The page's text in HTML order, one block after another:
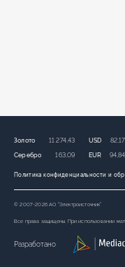
Политика конфиденциальности и
Золото 11 274,43
Серебро 163,09
USD 82,17
EUR 94,84
© 2007-2026 АО “Электроисточник”
Все права защищены. При использовании
Разработано